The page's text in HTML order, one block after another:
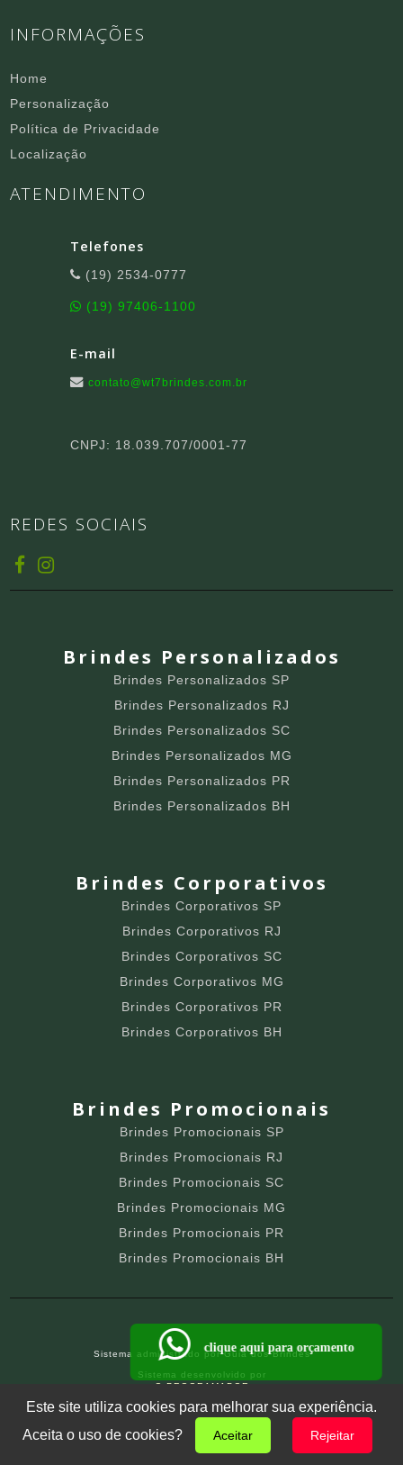
INFORMAÇÕES
Home
Personalização
Política de Privacidade
Localização
ATENDIMENTO
Telefones
(19) 2534-0777
(19) 97406-1100
E-mail
contato@wt7brindes.com.br
CNPJ: 18.039.707/0001-77
REDES SOCIAIS
Brindes Personalizados
Brindes Personalizados SP
Brindes Personalizados RJ
Brindes Personalizados SC
Brindes Personalizados MG
Brindes Personalizados PR
Brindes Personalizados BH
Brindes Corporativos
Brindes Corporativos SP
Brindes Corporativos RJ
Brindes Corporativos SC
Brindes Corporativos MG
Brindes Corporativos PR
Brindes Corporativos BH
Brindes Promocionais
Brindes Promocionais SP
Brindes Promocionais RJ
Brindes Promocionais SC
Brindes Promocionais MG
Brindes Promocionais PR
Brindes Promocionais BH
Sistema administrado porGuia dos Brindes
Sistema desenvolvido por
O PROGRAMADOR
clique aqui para orçamento
Este site utiliza cookies para melhorar sua experiência.
Aceita o uso de cookies?
Aceitar Rejeitar